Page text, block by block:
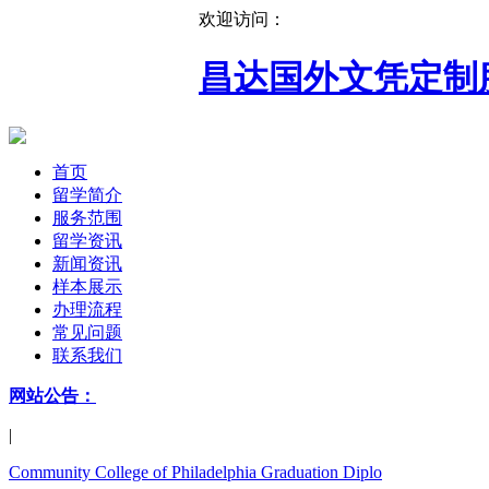
欢迎访问：
昌达国外文凭定制
首页
留学简介
服务范围
留学资讯
新闻资讯
样本展示
办理流程
常见问题
联系我们
网站公告：
|
Community College of Philadelphia Graduation Diplo